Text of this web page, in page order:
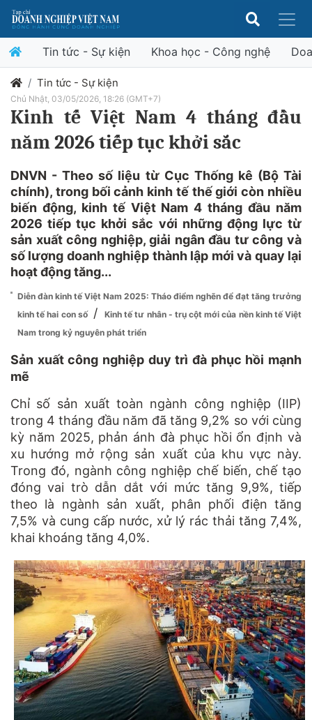
Tin tức - Sự kiện Khoa học - Công nghệ
Tin tức - Sự kiện
Chủ Nhật, 03/05/2026, 18:26 (GMT+7)
Kinh tế Việt Nam 4 tháng đầu
năm 2026 tiếp tục khởi sắc
DNVN - Theo số liệu từ Cục Thống kê (Bộ Tài
chính), trong bối cảnh kinh tế thế giới còn nhiều
biến động, kinh tế Việt Nam 4 tháng đầu năm
2026 tiếp tục khởi sắc với những động lực từ
sản xuất công nghiệp, giải ngân đầu tư công và
số lượng doanh nghiệp thành lập mới và quay lại
hoạt động tăng...
Diễn đàn kinh tế Việt Nam 2025: Tháo điểm nghẽn để đạt tăng trưởng
kinh tế hai con số /
Kinh tế tư nhân - trụ cột mới của nền kinh tế Việt
Nam trong kỷ nguyên phát triển
Sản xuất công nghiệp duy trì đà phục hồi mạnh
mẽ
Chỉ số sản xuất toàn ngành công nghiệp (IIP)
trong 4 tháng đầu năm đã tăng 9,2% so với cùng
kỳ năm 2025, phản ánh đà phục hồi ổn định và
xu hướng mở rộng sản xuất của khu vực này.
Trong đó, ngành công nghiệp chế biến, chế tạo
đóng vai trò dẫn dắt với mức tăng 9,9%, tiếp
theo là ngành sản xuất, phân phối điện tăng
7,5% và cung cấp nước, xử lý rác thải tăng 7,4%,
khai khoáng tăng 4,0%.